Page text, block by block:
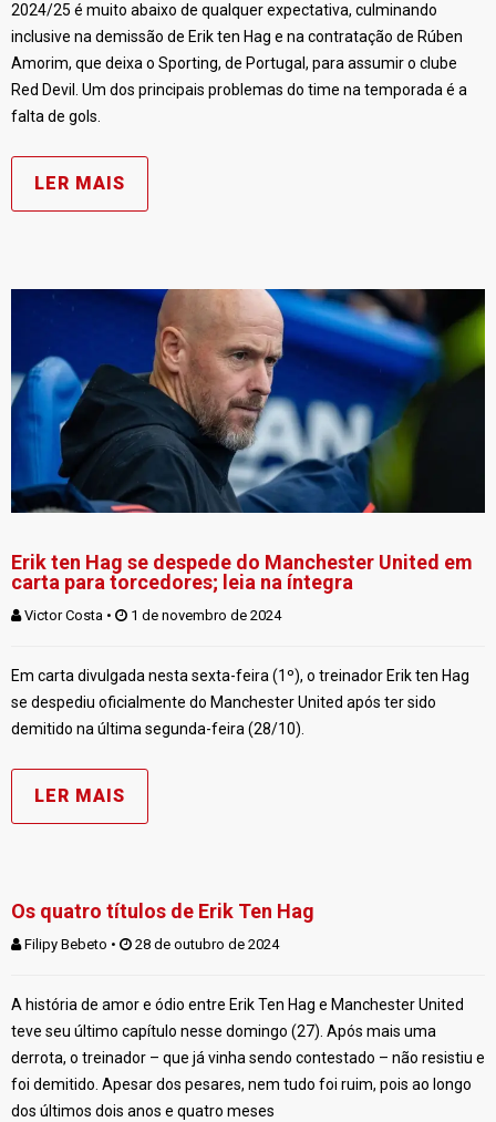
2024/25 é muito abaixo de qualquer expectativa, culminando
inclusive na demissão de Erik ten Hag e na contratação de Rúben
Amorim, que deixa o Sporting, de Portugal, para assumir o clube
Red Devil. Um dos principais problemas do time na temporada é a
falta de gols.
LER MAIS
Erik ten Hag se despede do Manchester United em
carta para torcedores; leia na íntegra
Victor Costa • 1 de novembro de 2024
Em carta divulgada nesta sexta-feira (1º), o treinador Erik ten Hag
se despediu oficialmente do Manchester United após ter sido
demitido na última segunda-feira (28/10).
LER MAIS
Os quatro títulos de Erik Ten Hag
Filipy Bebeto • 28 de outubro de 2024
A história de amor e ódio entre Erik Ten Hag e Manchester United
teve seu último capítulo nesse domingo (27). Após mais uma
derrota, o treinador – que já vinha sendo contestado – não resistiu e
foi demitido. Apesar dos pesares, nem tudo foi ruim, pois ao longo
dos últimos dois anos e quatro meses